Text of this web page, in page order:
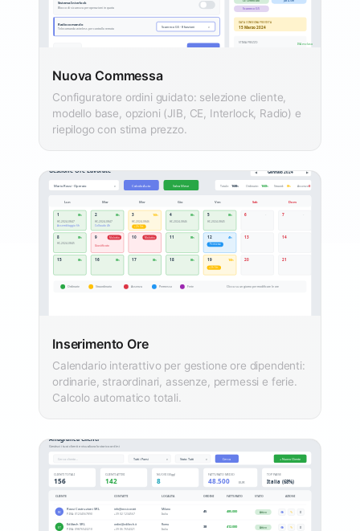
Nuova Commessa
Configuratore ordini guidato: selezione cliente,
modello base, opzioni (JIB, CE, Interlock, Radio) e
riepilogo con stima prezzo.
Inserimento Ore
Calendario interattivo per gestione ore dipendenti:
ordinarie, straordinari, assenze, permessi e ferie.
Calcolo automatico totali.